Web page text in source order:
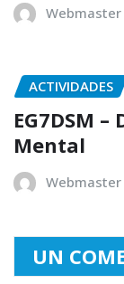
Webmaster
ACTIVIDADES
EG7DSM
Mental
Webmaster
UN